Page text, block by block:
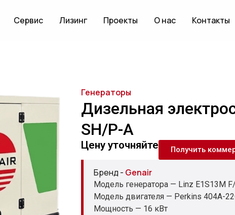
Сервис Лизинг Проекты О нас Контакты
Генераторы
Дизельная
SH/P-A
Цену уточняйте Получить
Бренд - Genair
Модель генератора — Linz E1S13M
Модель двигателя — Perkins 404A-
Мощность — 16 кВт